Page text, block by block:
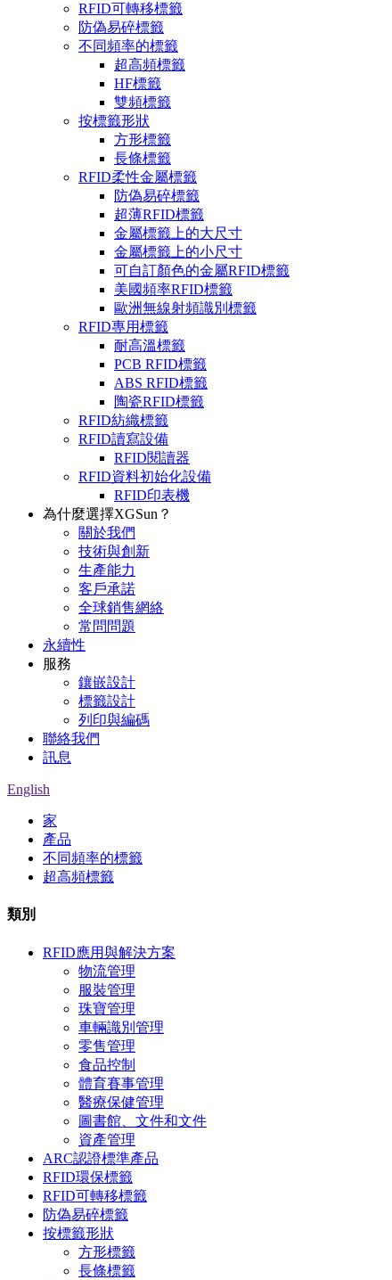
RFID可轉移標籤
防偽易碎標籤
不同頻率的標籤
超高頻標籤
HF標籤
雙頻標籤
按標籤形狀
方形標籤
長條標籤
RFID柔性金屬標籤
防偽易碎標籤
超薄RFID標籤
金屬標籤上的大尺寸
金屬標籤上的小尺寸
可自訂顏色的金屬RFID標籤
美國頻率RFID標籤
歐洲無線射頻識別標籤
RFID專用標籤
耐高溫標籤
PCB RFID標籤
ABS RFID標籤
陶瓷RFID標籤
RFID紡織標籤
RFID讀寫設備
RFID閱讀器
RFID資料初始化設備
RFID印表機
為什麼選擇XGSun？
關於我們
技術與創新
生產能力
客戶承諾
全球銷售網絡
常問問題
永續性
服務
鑲嵌設計
標籤設計
列印與編碼
聯絡我們
訊息
English
家
產品
不同頻率的標籤
超高頻標籤
類別
RFID應用與解決方案
物流管理
服裝管理
珠寶管理
車輛識別管理
零售管理
食品控制
體育賽事管理
醫療保健管理
圖書館、文件和文件
資產管理
ARC認證標準產品
RFID環保標籤
RFID可轉移標籤
防偽易碎標籤
按標籤形狀
方形標籤
長條標籤